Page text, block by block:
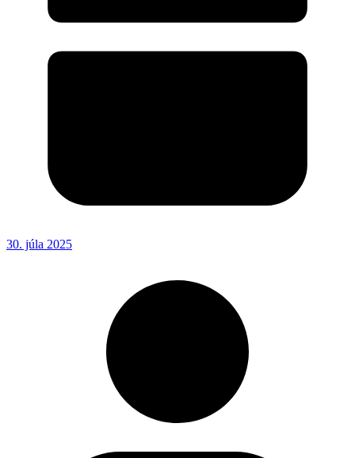
30. júla 2025